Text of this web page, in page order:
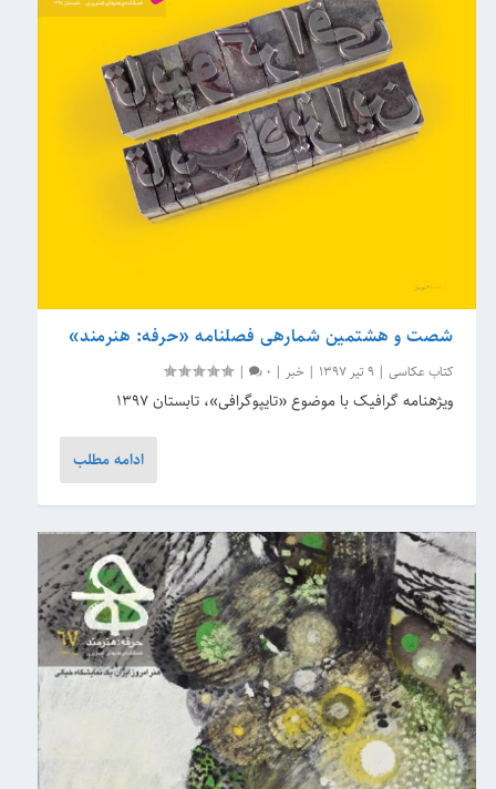
شصت و هشتمین شماره‎ی فصلنامه «حرفه: هنرمند»
کتاب عکاسی |9 تیر 1397 | خبر |
0
|
ویژه‎نامه گرافیک با موضوع «تایپوگرافی»، تابستان ۱۳۹۷
ادامه مطلب